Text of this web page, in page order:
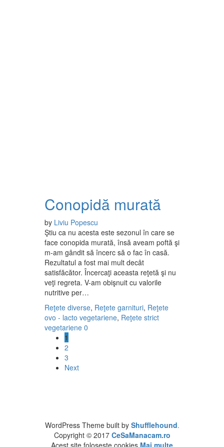
Conopidă murată
by Liviu Popescu
Ştiu ca nu acesta este sezonul în care se
face conopida murată, însă aveam poftă şi
m-am gândit să încerc să o fac în casă.
Rezultatul a fost mai mult decât
satisfăcător. Încercaţi aceasta reţetă şi nu
veţi regreta. V-am obişnuit cu valorile
nutritive per…
Reţete diverse, Reţete garnituri, Reţete
ovo - lacto vegetariene, Reţete strict
vegetariene 0
1
2
3
Next
WordPress Theme built by Shufflehound.
Copyright © 2017 CeSaManacam.ro
Acest site foloseste cookies Mai multe